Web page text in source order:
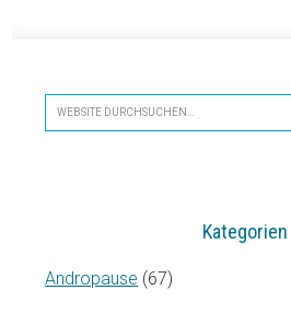
Website
durchsuchen…
Kategorien
Andropause (67)